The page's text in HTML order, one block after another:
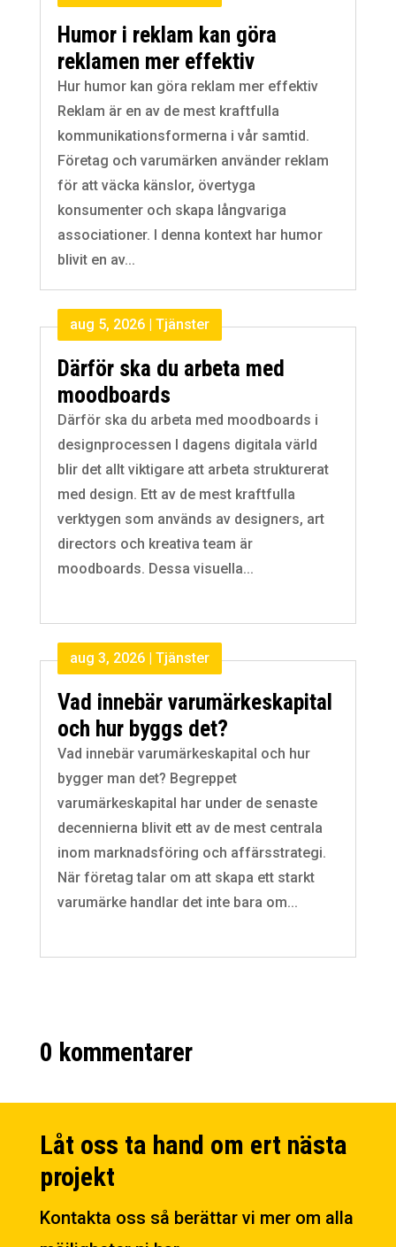
Humor i reklam kan göra
reklamen mer effektiv
Hur humor kan göra reklam mer effektiv
Reklam är en av de mest kraftfulla
kommunikationsformerna i vår samtid.
Företag och varumärken använder reklam
för att väcka känslor, övertyga
konsumenter och skapa långvariga
associationer. I denna kontext har humor
blivit en av...
Därför ska du arbeta med
moodboards
aug 5, 2026| Tjänster
Därför ska du arbeta med moodboards i
designprocessen I dagens digitala värld
blir det allt viktigare att arbeta strukturerat
med design. Ett av de mest kraftfulla
verktygen som används av designers, art
directors och kreativa team är
moodboards. Dessa visuella...
Vad innebär varumärkeskapital
och hur byggs det?
aug 3, 2026| Tjänster
Vad innebär varumärkeskapital och hur
bygger man det? Begreppet
varumärkeskapital har under de senaste
decennierna blivit ett av de mest centrala
inom marknadsföring och affärsstrategi.
När företag talar om att skapa ett starkt
varumärke handlar det inte bara om...
0 kommentarer
Låt oss ta hand om ert nästa
projekt
Kontakta oss så berättar vi mer om alla